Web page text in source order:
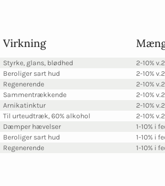
Virkning
Styrke, glans, blødhed 2-10%
Beroliger sart hud 2-10%
Regenerende 2-10%
Sammentrækkende 2-10%
Arnikatinktur 2-10%
Til urteudtræk, 60% alkohol
2-10%
Dæmper hævelser 1-10% i
Beroliger sart hud 1-10% i
Regenerende 1-10% i